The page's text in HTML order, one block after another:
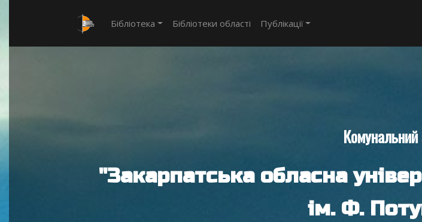
Бібліотека Бібліотеки області Публікації
"Закарпатська обласна
ім. Ф.